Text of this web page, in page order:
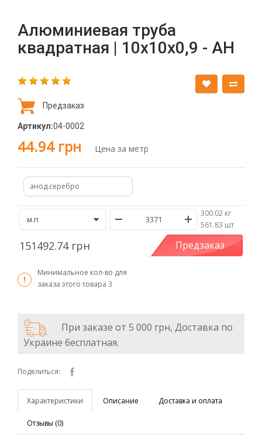
Алюминиевая труба
квадратная | 10х10х0,9 - АН
Предзаказ
Артикул:04-0002
44.94 грн Цена за метр
анод.серебро
300.02 кг
/561.83 шт
151492.74 грн Предзаказ
Минимальное кол-во для
заказа этого товара 3
При заказе от 5 000 грн, Доставка по
Украине бесплатная.
Поделиться:
Характеристики Описание Доставка и оплата
Отзывы (0)